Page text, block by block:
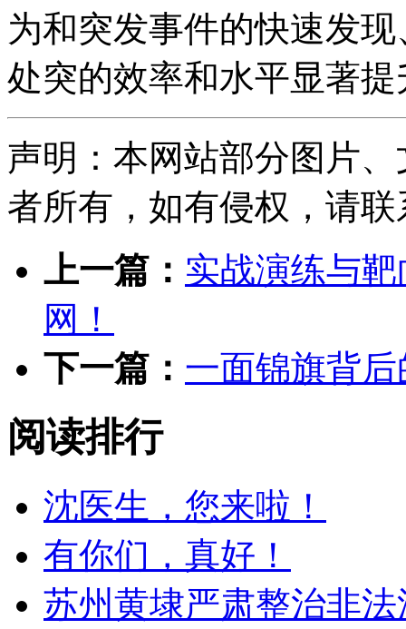
为和突发事件的快速发
处突的效率和水平显著
声明：本网站部分图片
者所有，如有侵权，请联
上一篇： 实战演练与
网！
下一篇： 一面锦旗背
阅读排行
沈医生，您来啦！
有你们，真好！
苏州黄埭严肃整治非